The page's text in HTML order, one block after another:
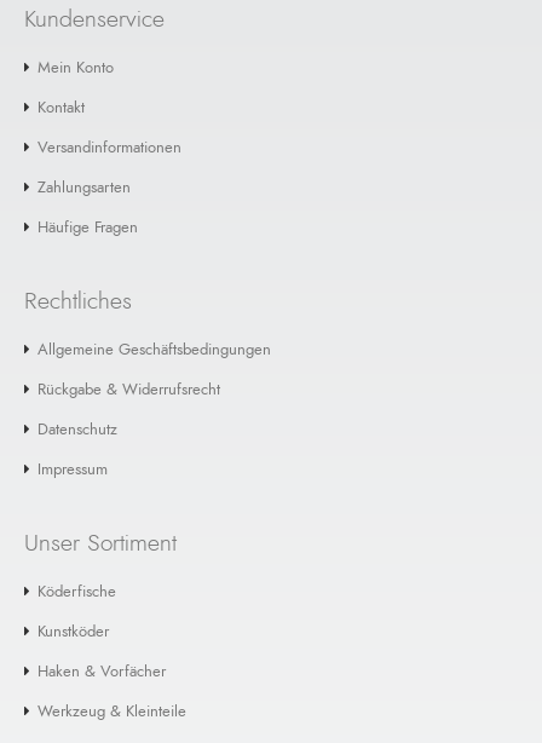
Kundenservice
Mein Konto
Kontakt
Versandinformationen
Zahlungsarten
Häufige Fragen
Rechtliches
Allgemeine Geschäftsbedingungen
Rückgabe & Widerrufsrecht
Datenschutz
Impressum
Unser Sortiment
Köderfische
Kunstköder
Haken & Vorfächer
Werkzeug & Kleinteile